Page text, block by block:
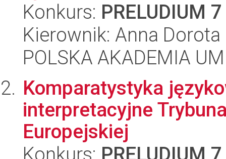
Konkurs: PRELUDIUM 7
Kierownik: Anna
POLSKA AKADEMIA
Komparatystyka
interpretacyjne
Europejskiej
Konkurs: PRELUDIUM 7